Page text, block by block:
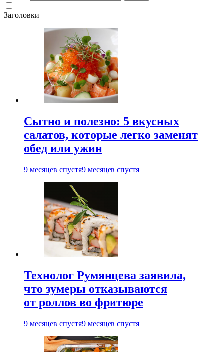
Заголовки
Сытно и полезно: 5 вкусных
салатов, которые легко заменят
обед или ужин
9 месяцев спустя9 месяцев спустя
Технолог Румянцева заявила,
что зумеры отказываются
от роллов во фритюре
9 месяцев спустя9 месяцев спустя